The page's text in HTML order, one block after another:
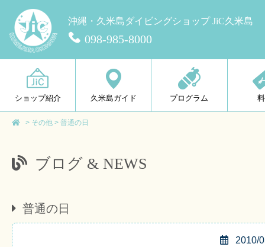
沖縄・久米島ダイビングショップ JiC久米島
098-985-8000
ショップ紹介 久米島ガイド プログラム
> その他 > 普通の日
ブログ & NEWS
普通の日
2010/